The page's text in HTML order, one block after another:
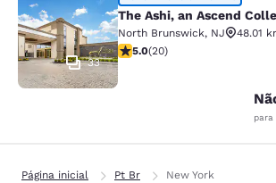
33
The Ashi, an Ascend
North Brunswick, NJ
48.01
classificação 5 estrelas.
5.0(20)
para
Página inicial Pt Br New York